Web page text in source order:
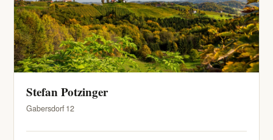
Stefan Potzinger
Gabersdorf 12